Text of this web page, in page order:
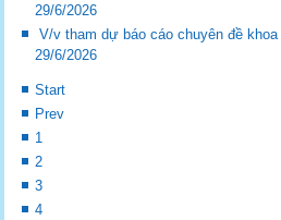
29/6/2026
V/v tham dự báo cáo chuyên đề
29/6/2026
Start
Prev
1
2
3
4